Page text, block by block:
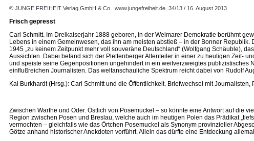
© JUNGE FREIHEIT Verlag GmbH & Co. www.jungefreiheit.de 34/13 / 16. August 2013
Frisch gepresst
Carl Schmitt. Im Dreikaiserjahr 1888 geboren, in der Weimarer Demokratie berühmt
Lebens in einem Gemeinwesen, das ihn am meisten abstieß – in der Bonner
1945 „zu keinem Zeitpunkt mehr voll souveräne Deutschland“ (Wolfgang Schäuble),
Aussichten. Dabei befand sich der Plettenberger Altenteiler in einer zu heutigen Zeit-
und speiste seine Gegenpositionen ungehindert in ein weitverzweigtes
einflußreichen Journalisten. Das weltanschauliche Spektrum reicht dabei von Rudolf
Kai Burkhardt (Hrsg.): Carl Schmitt und die Öffentlichkeit. Briefwechsel mit
Zwischen Warthe und Oder. Östlich von Posemuckel – so könnte eine Antwort auf die
Region zwischen Posen und Breslau, welche auch im heutigen Polen das Prädikat
vermochten – gleichfalls wie das Örtchen Posemuckel als Synonym provinzieller
Götze anhand historischer Anekdoten vorführt. Allein das dürfte eine Entdeckung